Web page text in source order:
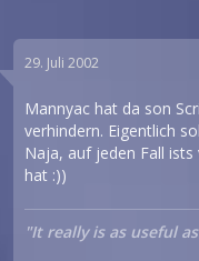
29. Juli 2002
Mannyac hat da son
verhindern. Eigentlich
Naja, auf jeden Fall
hat :))
"It really is as useful